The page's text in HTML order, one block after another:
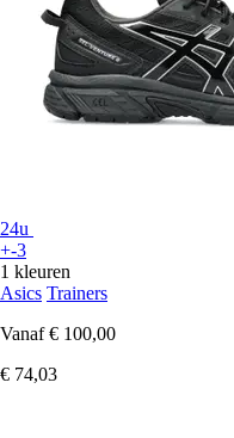
24u
+-3
1 kleuren
Asics Trainers
Vanaf € 100,00
€ 74,03